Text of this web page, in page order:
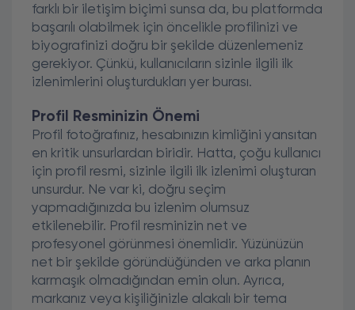
farklı bir iletişim biçimi sunsa da, bu platformda
başarılı olabilmek için öncelikle profilinizi ve
biyografinizi doğru bir şekilde düzenlemeniz
gerekiyor. Çünkü, kullanıcıların sizinle ilgili ilk
izlenimlerini oluşturdukları yer burası.
Profil Resminizin Önemi
Profil fotoğrafınız, hesabınızın kimliğini yansıtan
en kritik unsurlardan biridir. Hatta, çoğu kullanıcı
için profil resmi, sizinle ilgili ilk izlenimi oluşturan
unsurdur. Ne var ki, doğru seçim
yapmadığınızda bu izlenim olumsuz
etkilenebilir. Profil resminizin net ve
profesyonel görünmesi önemlidir. Yüzünüzün
net bir şekilde göründüğünden ve arka planın
karmaşık olmadığından emin olun. Ayrıca,
markanız veya kişiliğinizle alakalı bir tema